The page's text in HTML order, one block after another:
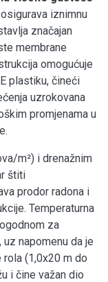
iznimnu
značajan
membrane
omogućuje
plastiku, čineći
uzrokovana
promjenama u
m²) i drenažnim
štiti
prodor radona i
Temperaturna
za
napomenu da je
(1,0x20 m do
i čine važan dio